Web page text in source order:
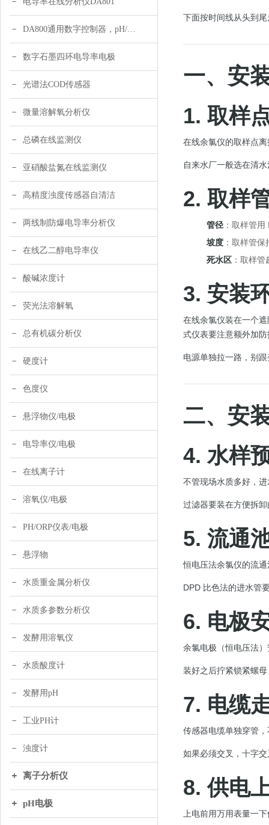
DA800通用数字控制器，pH/DO/ORP多参数
数字石墨四环电导率电极
光谱法COD传感器
微量溶解氧分析仪
总磷在线监测仪
亚硝酸盐氮在线监测仪
高精度浊度传感器自清洁
两线制防爆电导率分析仪
在线乙二醇电导率仪
酸碱浓度计
荧光法溶解氧
总有机碳分析仪
硬度计
色度仪
悬浮物仪/电极
电导率仪/电极
在线离子计
溶氧仪/电极
PH/ORP仪表/电极
悬浮物
水质重金属分析仪
水质多参数分析仪
发酵用溶氧仪
水质酸度计
发酵用pH
工业PH计
浊度计
离子分析仪
pH电极
下面按时间线从头到
一、安
1. 取样
在线余氯仪的取样点
自来水厂一般选在清
2. 取样
管径 ：取样管
坡度 ：取样管
死水区 ：取样
3. 安装
在线余氯仪装在一个
式仪表要注意额外加
电源单独拉一路，别
二、安
4. 水样
不管现场水质多好，
过滤器要装在方便拆
5. 流通
恒电压法余氯仪的流
DPD 比色法的进水管
6. 电极
余氯电极（恒电压法
装好之后拧紧锁紧螺
7. 电缆
传感器电缆单独穿管
如果必须交叉，十字
8. 供电
上电前用万用表量一